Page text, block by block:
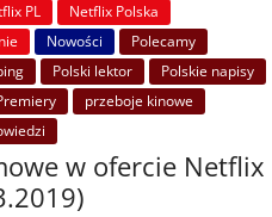
PL
Netflix Polska
Nowości
Polecamy
Polski lektor
Polskie napisy
przeboje kinowe
w ofercie Netflix